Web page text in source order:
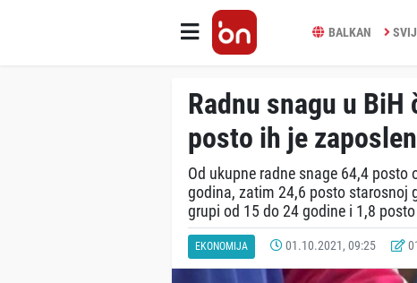
BALKAN
Radnu snagu u
posto ih je
Od ukupne radne snage 64,4
godina, zatim 24,6 posto starosnoj
grupi od 15 do 24 godine i 1,8
EKONOMIJA 01.10.2021, 09:25